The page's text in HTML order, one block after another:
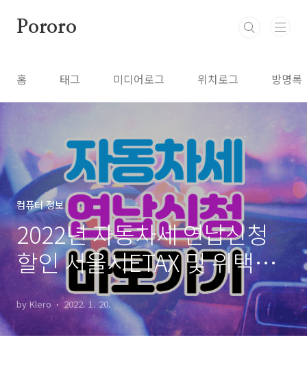
Pororo
홈 태그 미디어로그 위치로그 방명록
컴퓨터 정보
2022년 자동차세 연납신청
할인 서울시ETAX 및 위택스
납부 방법
by Klero 2022. 1. 20.